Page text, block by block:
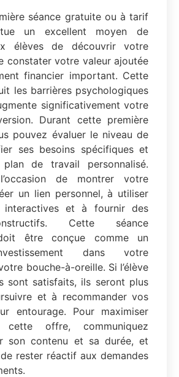
séance gratuite ou à tarif
un excellent moyen de
élèves de découvrir votre
constater votre valeur ajoutée
financier important. Cette
les barrières psychologiques
significativement votre
Durant cette première
pouvez évaluer le niveau de
ses besoins spécifiques et
de travail personnalisé.
de montrer votre
un lien personnel, à utiliser
interactives et à fournir des
Cette séance
être conçue comme un
dans votre
bouche-à-oreille. Si l’élève
sont satisfaits, ils seront plus
et à recommander vos
entourage. Pour maximiser
cette offre, communiquez
son contenu et sa durée, et
rester réactif aux demandes